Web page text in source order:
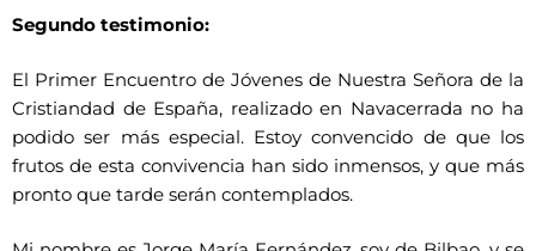
Segundo testimonio:
El Primer Encuentro de Jóvenes de Nuestra Señora de la
Cristiandad de España, realizado en Navacerrada no ha
podido ser más especial. Estoy convencido de que los
frutos de esta convivencia han sido inmensos, y que más
pronto que tarde serán contemplados.